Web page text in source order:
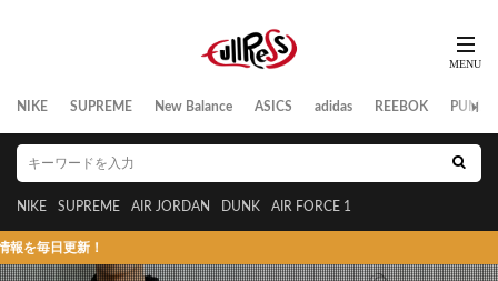
NIKE SUPREME New Balance ASICS adidas REEBOK PUMA
NIKE SUPREME AIR JORDAN DUNK AIR FORCE 1
新！